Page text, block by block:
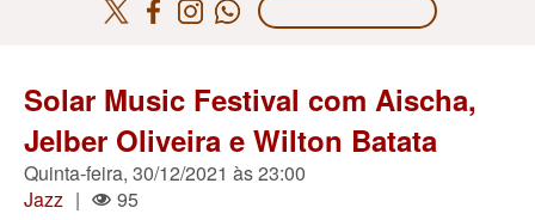
Solar Music Festival com Aischa,
Jelber Oliveira e Wilton Batata
Quinta-feira, 30/12/2021 às 23:00
Jazz | 95